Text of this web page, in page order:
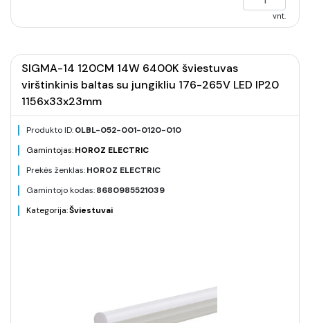
vnt.
SIGMA-14 120CM 14W 6400K šviestuvas
virštinkinis baltas su jungikliu 176-265V LED IP20
1156x33x23mm
Produkto ID:0LBL-052-001-0120-010
Gamintojas:HOROZ ELECTRIC
Prekės ženklas:HOROZ ELECTRIC
Gamintojo kodas:8680985521039
Kategorija:Šviestuvai